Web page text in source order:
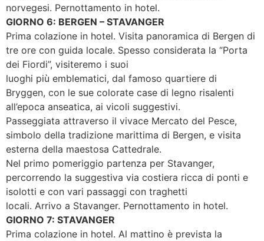
norvegesi. Pernottamento in hotel.
GIORNO 6: BERGEN – STAVANGER
Prima colazione in hotel. Visita panoramica di Bergen di
tre ore con guida locale. Spesso considerata la “Porta
dei Fiordi”, visiteremo i suoi
luoghi più emblematici, dal famoso quartiere di
Bryggen, con le sue colorate case di legno risalenti
all’epoca anseatica, ai vicoli suggestivi.
Passeggiata attraverso il vivace Mercato del Pesce,
simbolo della tradizione marittima di Bergen, e visita
esterna della maestosa Cattedrale.
Nel primo pomeriggio partenza per Stavanger,
percorrendo la suggestiva via costiera ricca di ponti e
isolotti e con vari passaggi con traghetti
locali. Arrivo a Stavanger. Pernottamento in hotel.
GIORNO 7: STAVANGER
Prima colazione in hotel. Al mattino è prevista la